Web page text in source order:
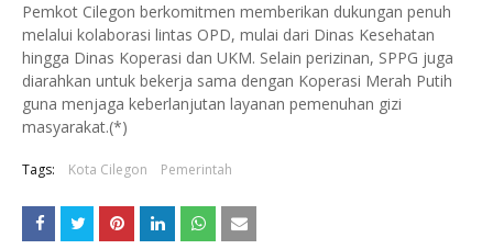
Pemkot Cilegon berkomitmen memberikan dukungan penuh
melalui kolaborasi lintas OPD, mulai dari Dinas Kesehatan
hingga Dinas Koperasi dan UKM. Selain perizinan, SPPG juga
diarahkan untuk bekerja sama dengan Koperasi Merah Putih
guna menjaga keberlanjutan layanan pemenuhan gizi
masyarakat.(*)
Tags: Kota Cilegon Pemerintah